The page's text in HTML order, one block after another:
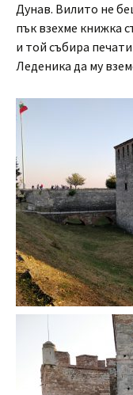
Дунав. Вилито не
пък взехме книжка
и той събира
Леденика да му